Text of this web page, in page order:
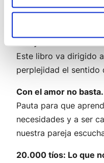
afectiva es una
Este libro va dirigido
perplejidad el sentido
Con el amor no basta.
Pauta para que
necesidades y a ser
nuestra pareja
20.000 tíos: Lo que